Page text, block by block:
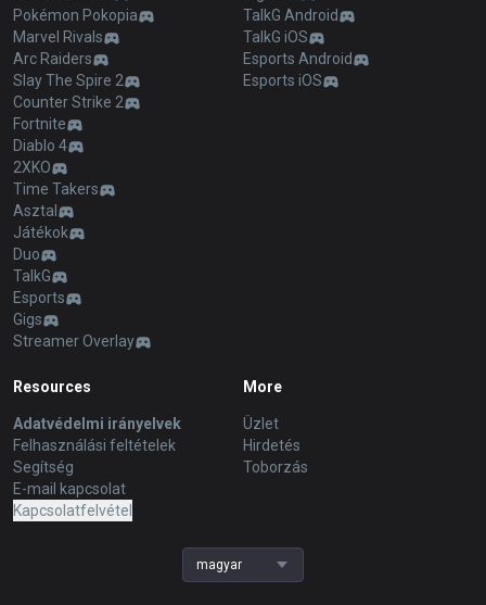
Pokémon Pokopia
Marvel Rivals
Arc Raiders
Slay The Spire 2
Counter Strike 2
Fortnite
Diablo 4
2XKO
Time Takers
Asztal
Játékok
Duo
TalkG
Esports
Gigs
Streamer Overlay
TalkG Android
TalkG iOS
Esports Android
Esports iOS
Resources
Adatvédelmi irányelvek
Felhasználási feltételek
Segítség
E-mail kapcsolat
Kapcsolatfelvétel
More
Üzlet
Hirdetés
Toborzás
magyar